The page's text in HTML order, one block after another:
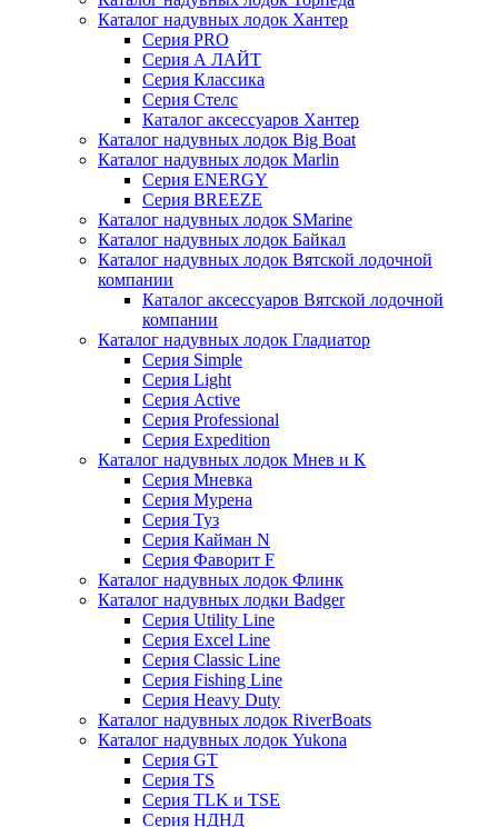
Каталог надувных лодок Хантер
Серия PRO
Серия А ЛАЙТ
Серия Классика
Серия Стелс
Каталог аксессуаров Хантер
Каталог надувных лодок Big Boat
Каталог надувных лодок Marlin
Серия ENERGY
Серия BREEZE
Каталог надувных лодок SMarine
Каталог надувных лодок Байкал
Каталог надувных лодок Вятской лодочной
компании
Каталог аксессуаров Вятской лодочной
компании
Каталог надувных лодок Гладиатор
Серия Simple
Серия Light
Серия Active
Серия Professional
Серия Expedition
Каталог надувных лодок Мнев и К
Серия Мневка
Серия Мурена
Серия Туз
Серия Кайман N
Серия Фаворит F
Каталог надувных лодок Флинк
Каталог надувных лодки Badger
Серия Utility Line
Серия Excel Line
Серия Classic Line
Серия Fishing Line
Серия Heavy Duty
Каталог надувных лодок RiverBoats
Каталог надувных лодок Yukona
Серия GT
Серия TS
Серия TLK и TSE
Серия НДНД